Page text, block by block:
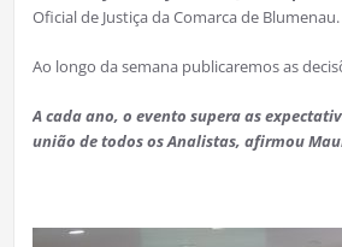
Oficial de Justiça da Comarca de Blumenau.
Ao longo da semana publicaremos as
A cada ano, o evento supera as
união de todos os Analistas, afirmou